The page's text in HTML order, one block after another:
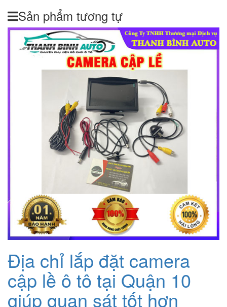
Sản phẩm tương tự
Địa chỉ lắp đặt camera
cập lề ô tô tại Quận 10
giúp quan sát tốt hơn